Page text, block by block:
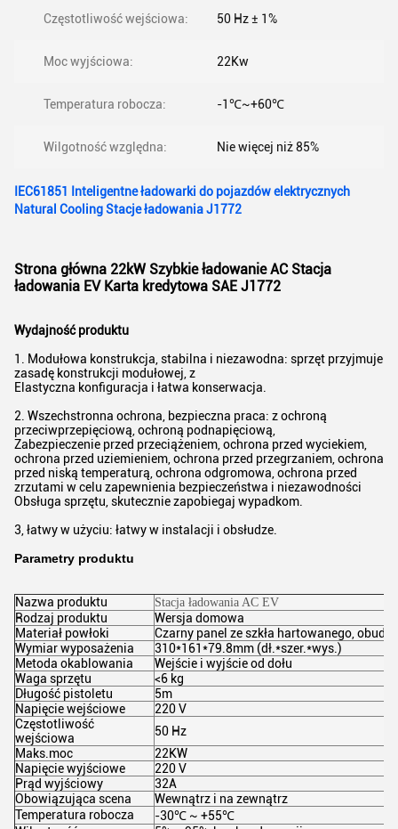
Częstotliwość wejściowa: 50 Hz ± 1%
Moc wyjściowa: 22Kw
Temperatura robocza: -1℃~+60℃
Wilgotność względna: Nie więcej niż 85%
IEC61851 Inteligentne ładowarki do pojazdów elektrycznych
Natural Cooling Stacje ładowania J1772
Strona główna 22kW Szybkie ładowanie AC Stacja
ładowania EV Karta kredytowa SAE J1772
Wydajność produktu
1. Modułowa konstrukcja, stabilna i niezawodna: sprzęt przyjmuje
zasadę konstrukcji modułowej, z
Elastyczna konfiguracja i łatwa konserwacja.
2. Wszechstronna ochrona, bezpieczna praca: z ochroną
przeciwprzepięciową, ochroną podnapięciową,
Zabezpieczenie przed przeciążeniem, ochrona przed wyciekiem,
ochrona przed uziemieniem, ochrona przed przegrzaniem, ochrona
przed niską temperaturą, ochrona odgromowa, ochrona przed
zrzutami w celu zapewnienia bezpieczeństwa i niezawodności
Obsługa sprzętu, skutecznie zapobiegaj wypadkom.
3, łatwy w użyciu: łatwy w instalacji i obsłudze.
Parametry produktu
Nazwa produktu Stacja ładowania AC EV
Rodzaj produktu
Wersja domowa
Materiał powłoki
Czarny panel ze szkła hartowanego,
Wymiar wyposażenia
310*161*79.8mm (dł.*szer.*wys.)
Metoda okablowania
Wejście i wyjście od dołu
Waga sprzętu
<6 kg
Długość pistoletu
5m
Napięcie wejściowe
220 V
Częstotliwość
wejściowa
50 Hz
Maks.moc
22KW
Napięcie wyjściowe
220 V
Prąd wyjściowy
32A
Obowiązująca scena
Wewnątrz i na zewnątrz
Temperatura robocza
-30℃ ~ +55℃